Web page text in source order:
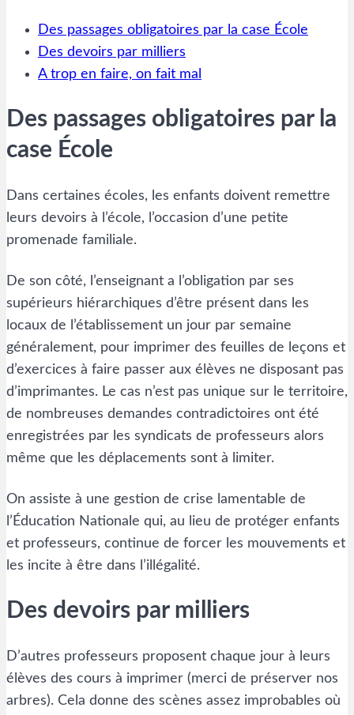
Des passages obligatoires par la case École
Des devoirs par milliers
A trop en faire, on fait mal
Des passages obligatoires par la
case École
Dans certaines écoles, les enfants doivent remettre
leurs devoirs à l’école, l’occasion d’une petite
promenade familiale.
De son côté, l’enseignant a l’obligation par ses
supérieurs hiérarchiques d’être présent dans les
locaux de l’établissement un jour par semaine
généralement, pour imprimer des feuilles de leçons et
d’exercices à faire passer aux élèves ne disposant pas
d’imprimantes. Le cas n’est pas unique sur le territoire,
de nombreuses demandes contradictoires ont été
enregistrées par les syndicats de professeurs alors
même que les déplacements sont à limiter.
On assiste à une gestion de crise lamentable de
l’Éducation Nationale qui, au lieu de protéger enfants
et professeurs, continue de forcer les mouvements et
les incite à être dans l’illégalité.
Des devoirs par milliers
D’autres professeurs proposent chaque jour à leurs
élèves des cours à imprimer (merci de préserver nos
arbres). Cela donne des scènes assez improbables où